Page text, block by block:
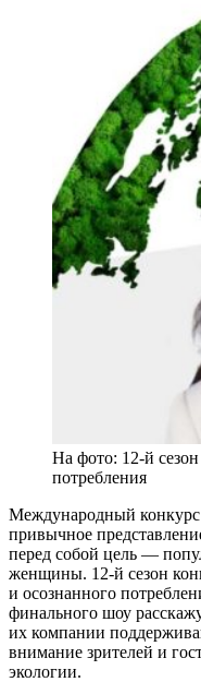
На фото: 12-й
потребления
Международный
привычное
перед собой цель —
женщины. 12-й сезон
и осознанного
финального шоу
их компании
внимание зрителей и
экологии.